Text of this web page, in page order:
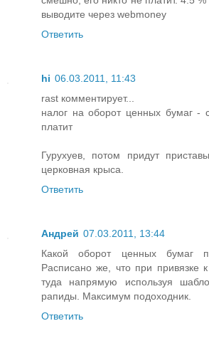
выводите через webmoney
Ответить
hi 06.03.2011, 11:43
rast комментирует...
налог на оборот ценных бумаг -
платит
Гурухуев, потом придут
церковная крыса.
Ответить
Андрей 07.03.2011, 13:44
Какой оборот ценных бумаг
Расписано же, что при привязке
туда напрямую используя
рапиды. Максимум подоходник.
Ответить